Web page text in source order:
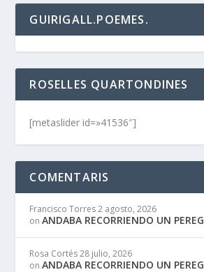
GUIRIGALL.POEMES.
ROSELLES QUARTONDINES
[metaslider id=»41536″]
COMENTARIS
Francisco Torres 2 agosto, 2026
onANDABA RECORRIENDO UN
Rosa Cortés 28 julio, 2026
onANDABA RECORRIENDO UN